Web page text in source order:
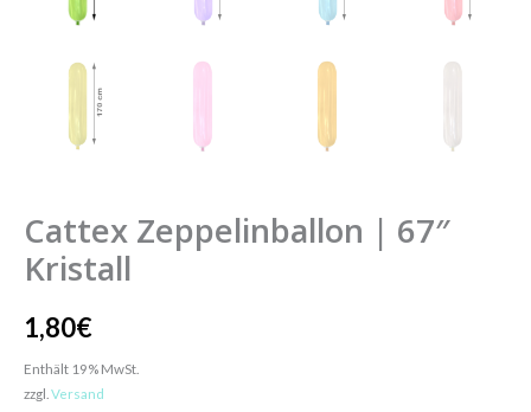
Cattex Zeppelinballon | 67″
Kristall
1,80€
Enthält 19% MwSt.
zzgl. Versand